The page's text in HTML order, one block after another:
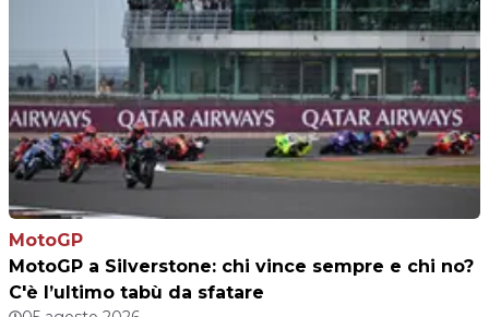
MotoGP
MotoGP a Silverstone: chi vince sempre e chi no?
C'è l’ultimo tabù da sfatare